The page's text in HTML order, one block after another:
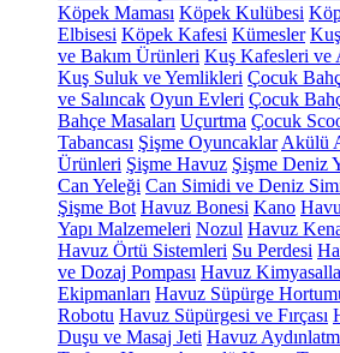
Köpek Maması Köpek Kulübesi
Elbisesi Köpek Kafesi Kümesler
ve Bakım Ürünleri Kuş Kafesleri ve
Kuş Suluk ve Yemlikleri Çocuk
ve Salıncak Oyun Evleri Çocuk
Bahçe Masaları Uçurtma Çocuk
Tabancası Şişme Oyuncaklar Akülü
Ürünleri Şişme Havuz Şişme Deniz
Can Yeleği Can Simidi ve Deniz
Şişme Bot Havuz Bonesi Kano
Yapı Malzemeleri Nozul Havuz
Havuz Örtü Sistemleri Su Perdesi
ve Dozaj Pompası Havuz
Ekipmanları Havuz Süpürge
Robotu Havuz Süpürgesi ve Fırçası
Duşu ve Masaj Jeti Havuz